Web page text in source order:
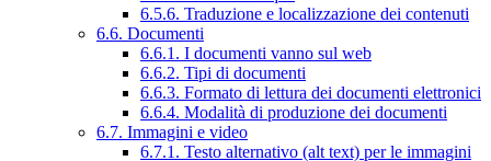
6.5.6. Traduzione e localizzazione dei contenuti
6.6. Documenti
6.6.1. I documenti vanno sul web
6.6.2. Tipi di documenti
6.6.3. Formato di lettura dei documenti elettronici
6.6.4. Modalità di produzione dei documenti
6.7. Immagini e video
6.7.1. Testo alternativo (alt text) per le immagini